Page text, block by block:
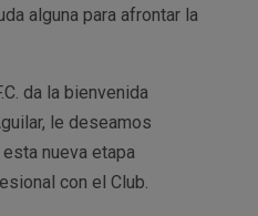
alguna para afrontar la
da la bienvenida
le deseamos
nueva etapa
con el Club.